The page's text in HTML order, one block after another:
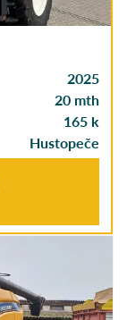
2025
20 mth
165 k
Hustopeče